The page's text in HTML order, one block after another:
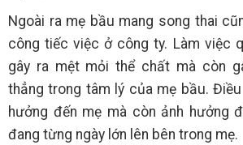
Ngoài ra mẹ bầu mang song thai
công tiếc việc ở công ty. Làm việc
gây ra mệt mỏi thể chất mà còn
thẳng trong tâm lý của mẹ bầu.
hưởng đến mẹ mà còn ảnh hưởng
đang từng ngày lớn lên bên trong mẹ.